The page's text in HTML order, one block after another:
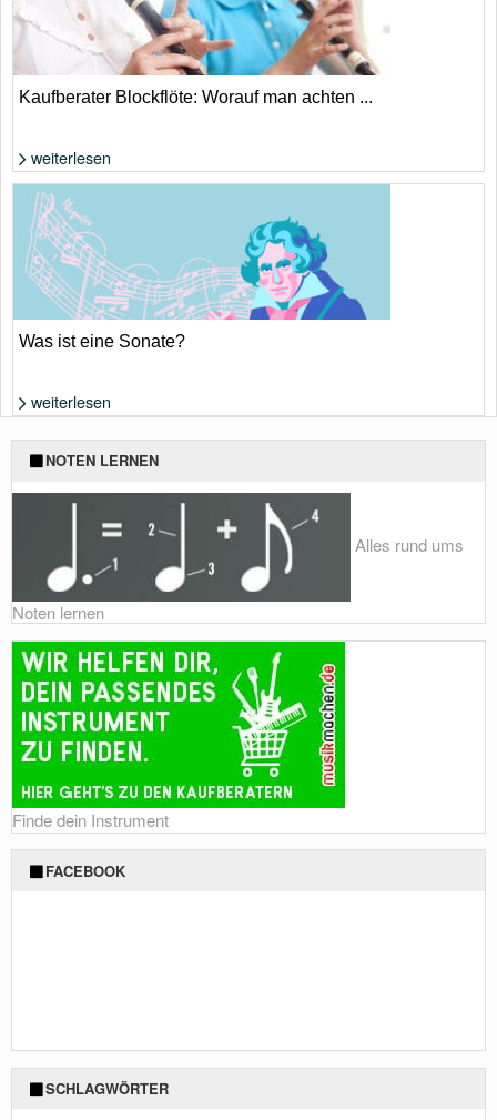
Foto: Shutterstock von KPG_Payless
Kaufberater Blockflöte: Worauf man achten ...
weiterlesen
Foto: Shutterstock von Ekaterina Glazkova
Was ist eine Sonate?
weiterlesen
NOTEN LERNEN
Alles rund ums
Noten lernen
Finde dein Instrument
FACEBOOK
SCHLAGWÖRTER